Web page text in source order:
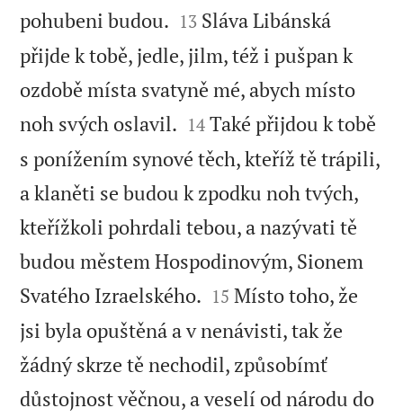
pohubeni budou. 

13 Sláva Libánská
přijde k tobě, jedle, jilm, též i pušpan k
ozdobě místa svatyně mé, abych místo
noh svých oslavil. 

14 Také přijdou k tobě
s ponížením synové těch, kteříž tě trápili,
a klaněti se budou k zpodku noh tvých,
kteřížkoli pohrdali tebou, a nazývati tě
budou městem Hospodinovým, Sionem
Svatého Izraelského. 

15 Místo toho, že
jsi byla opuštěná a v nenávisti, tak že
žádný skrze tě nechodil, způsobímť
důstojnost věčnou, a veselí od národu do